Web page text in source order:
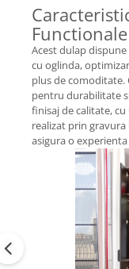
Functionale
Acest dulap
cu oglinda,
plus de
pentru durabilitate
finisaj de calitate,
realizat prin
asigura o